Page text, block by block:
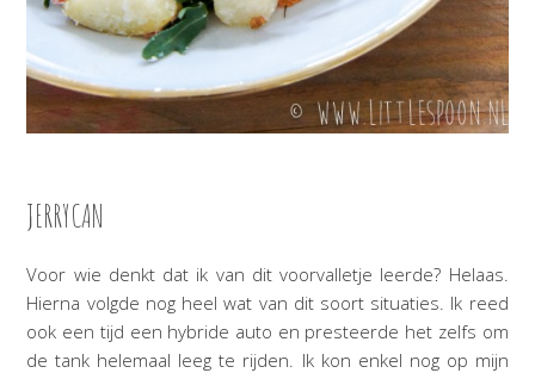
JERRYCAN
Voor wie denkt dat ik van dit voorvalletje leerde? Helaas.
Hierna volgde nog heel wat van dit soort situaties. Ik reed
ook een tijd een hybride auto en presteerde het zelfs om
de tank helemaal leeg te rijden. Ik kon enkel nog op mijn